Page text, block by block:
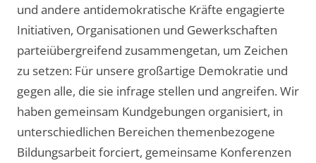
und andere antidemokratische Kräfte engagierte
Initiativen, Organisationen und Gewerkschaften
parteiübergreifend zusammengetan, um Zeichen
zu setzen: Für unsere großartige Demokratie und
gegen alle, die sie infrage stellen und angreifen. Wir
haben gemeinsam Kundgebungen organisiert, in
unterschiedlichen Bereichen themenbezogene
Bildungsarbeit forciert, gemeinsame Konferenzen